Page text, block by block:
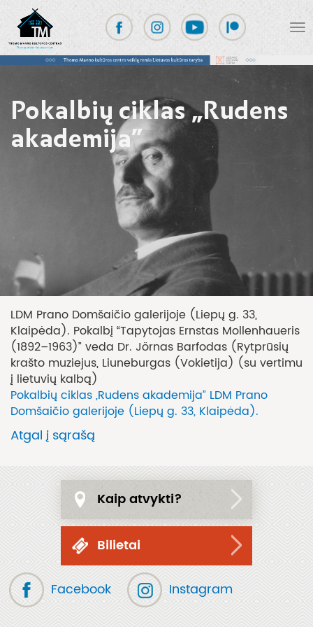
Pokalbių ciklas „Rudens
akademija”
LDM Prano Domšaičio galerijoje (Liepų g. 33,
Klaipėda). Pokalbį “Tapytojas Ernstas Mollenhaueris
(1892–1963)” veda Dr. Jörnas Barfodas (Rytprūsių
krašto muziejus, Liuneburgas (Vokietija) (su vertimu
į lietuvių kalbą)
Pokalbių ciklas „Rudens akademija” LDM Prano
Domšaičio galerijoje (Liepų g. 33, Klaipėda).
Atgal į sąrašą
Kaip atvykti?
Bilietai
Facebook Instagram